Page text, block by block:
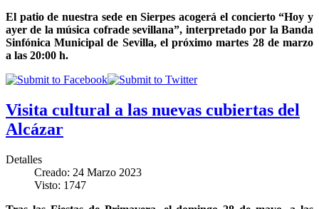
El patio de nuestra sede en Sierpes acogerá el concierto “Hoy y
ayer de la música cofrade sevillana”, interpretado por la Banda
Sinfónica Municipal de Sevilla, el próximo martes 28 de marzo
a las 20:00 h.
Visita cultural a las nuevas cubiertas del
Alcázar
Detalles
Creado: 24 Marzo 2023
Visto: 1747